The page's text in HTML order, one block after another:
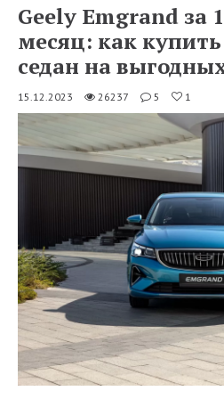
Geely Emgrand за
месяц: как
седан на
15.12.2023 26237 5 1